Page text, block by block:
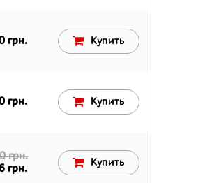
грн. Купить
грн. Купить
грн.
грн.
Купить